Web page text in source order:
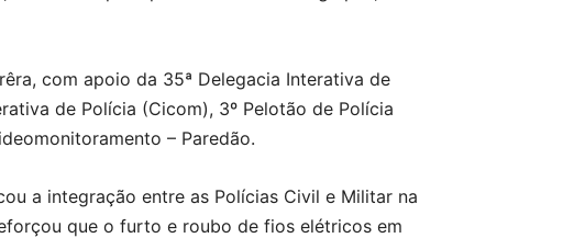
com apoio da 35ª Delegacia Interativa de
de Polícia (Cicom), 3º Pelotão de Polícia
– Paredão.
a integração entre as Polícias Civil e Militar na
que o furto e roubo de fios elétricos em